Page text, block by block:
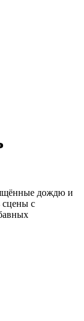
дождю и
сцены с